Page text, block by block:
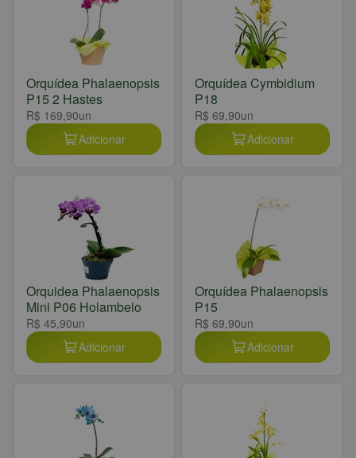
Orquídea Phalaenopsis
P15 2 Hastes
R$ 169,90un
Adicionar
Orquídea Cymbidium
P18
R$ 69,90un
Adicionar
Orquidea Phalaenopsis
Mini P06 Holambelo
R$ 45,90un
Adicionar
Orquídea Phalaenopsis
P15
R$ 69,90un
Adicionar